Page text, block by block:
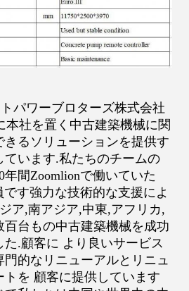
パワーブロターズ株式会社
本社を置く中古建築機械に関
るソリューションを提供す
ています.私たちのチームの
年間Zoomlionで働いていた
す強力な技術的な支援によ
ア,南アジア,中東,アフリカ,
百台もの中古建築機械を成功
.顧客に より良いサービス
門的なリニューアルとリニュ
トを 顧客に提供しています